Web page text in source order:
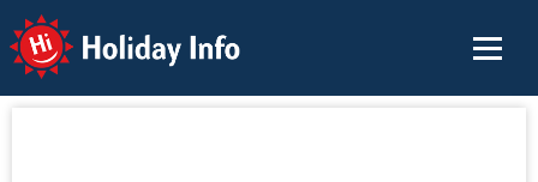
Holiday Info